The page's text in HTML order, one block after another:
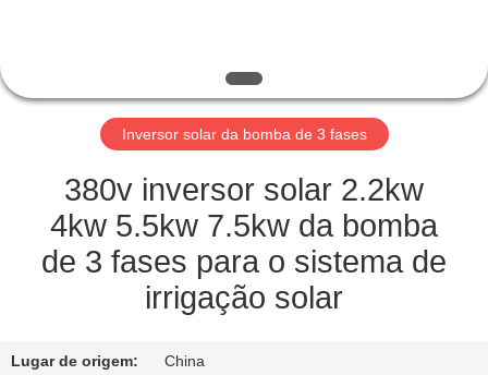
CONTROLE
DE
QUALIDADE
ENTRE
EM
CONTATO
Inversor solar da bomba de 3 fases
380v inversor solar 2.2kw
4kw 5.5kw 7.5kw da bomba
de 3 fases para o sistema de
irrigação solar
Lugar de origem: China